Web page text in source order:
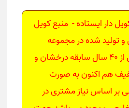
دار ایستاده - منبع کویل
تولید شده در مجموعه
مشهد بخار با بیش از 40 سال سابقه درخشان و
تخفیف هم اکنون به صورت
بر اساس نیاز مشتری در